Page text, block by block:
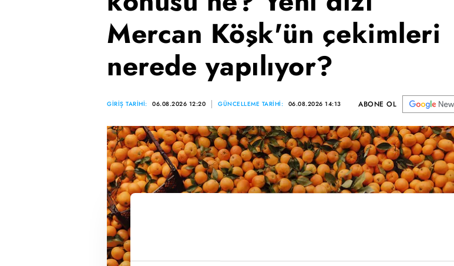
Reddet
Mercan Köşk'ün çekimleri
nerede yapılıyor?
GİRİŞ TARİHİ: 06.08.2026 12:20 GÜNCELLEME TARİHİ: 06.08.2026 14:13 ABONE OL